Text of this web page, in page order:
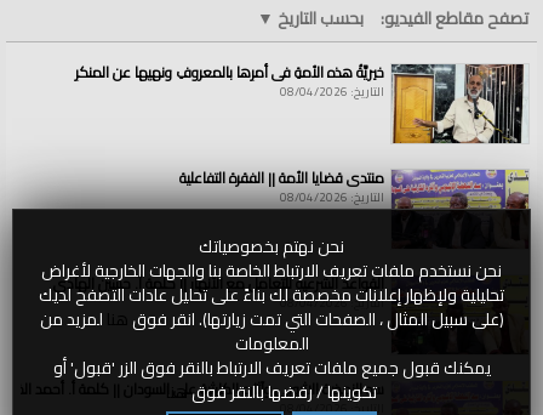
نحن نهتم بخصوصياتك
نحن نستخدم ملفات تعريف الارتباط الخاصة بنا والجهات الخارجية لأغراض
تحليلية ولإظهار إعلانات مخصصة لك بناءً على تحليل عادات التصفح لديك
(على سبيل المثال ، الصفحات التي تمت زيارتها). انقر فوق لمزيد من
المعلومات
يمكنك قبول جميع ملفات تعريف الارتباط بالنقر فوق الزر 'قبول' أو
تكوينها / رفضها بالنقر فوق
#ReturnTheKhilafah
#YenidenHilafet
#خلافتکوقائم_کرو
الفئات:
الولايات والمناطق»سوريا
قنوات:
الولايات والمناطق
العلامات:كلمة|بعنوان|العزة|في|عودة|الخلافة|||ألقاها|الأخ|محمد|
في دركوش|ريف|إدلب
تصفح مقاطع الفيديو: بحسب التاريخ ▼
خيريَّةُ هذه الأمةِ في أمرِها بالمعروفِ ونهيِها عن المنكرِ
التاريخ: 08/04/2026
منتدى قضايا الأمة || الفقرة التفاعلية
التاريخ: 08/04/2026
القواعد الشرعية للتعامل مع الأنهار || كلمة أ. حسين الهادي
التاريخ: 08/04/2026
سد النهضة الاثيوبي وآثاره الكارثية على السودان || كلمة أ. أحمد
التاريخ: 08/04/2026